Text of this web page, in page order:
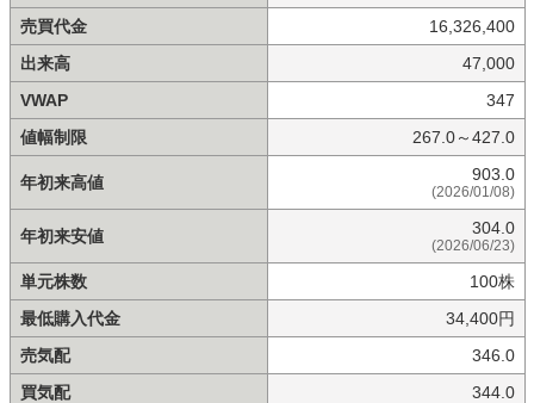
売買代金
16,326,400
出来高
47,000
VWAP
347
値幅制限
267.0～427.0
年初来高値 903.0
(2026/01/08)
年初来安値 304.0
(2026/06/23)
単元株数
100株
最低購入代金
34,400円
売気配
346.0
買気配
344.0